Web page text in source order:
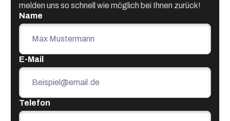
melden uns so schnell wie möglich bei Ihnen zurück!
Name
E-Mail
Telefon